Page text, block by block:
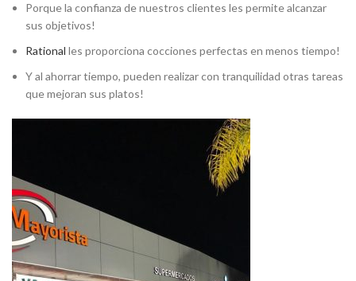
Porque la confianza de nuestros clientes les permite alcanzar
sus objetivos!
Rational les proporciona cocciones perfectas en menos tiempo!
Y al ahorrar tiempo, pueden realizar con tranquilidad otras tareas
que mejoran sus platos!